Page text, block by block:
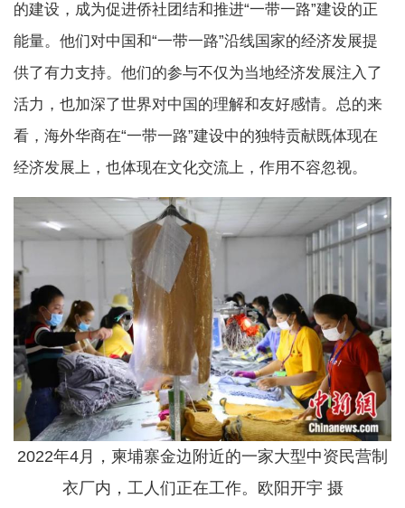
的建设，成为促进侨社团结和推进“一带一路”建设的正
能量。他们对中国和“一带一路”沿线国家的经济发展提
供了有力支持。他们的参与不仅为当地经济发展注入了
活力，也加深了世界对中国的理解和友好感情。总的来
看，海外华商在“一带一路”建设中的独特贡献既体现在
经济发展上，也体现在文化交流上，作用不容忽视。
2022年4月，柬埔寨金边附近的一家大型中资民营制
衣厂内，工人们正在工作。欧阳开宇 摄